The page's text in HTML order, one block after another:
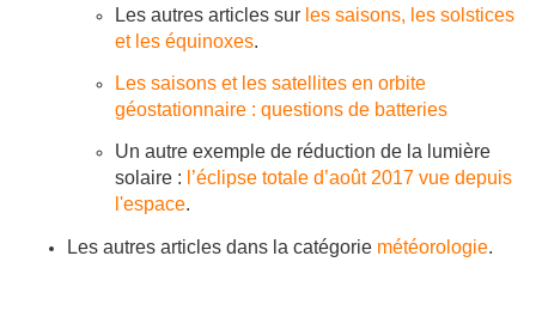
Les autres articles sur les saisons, les solstices
et les équinoxes.
Les saisons et les satellites en orbite
géostationnaire : questions de batteries
Un autre exemple de réduction de la lumière
solaire : l’éclipse totale d’août 2017 vue depuis
l'espace.
Les autres articles dans la catégorie météorologie.